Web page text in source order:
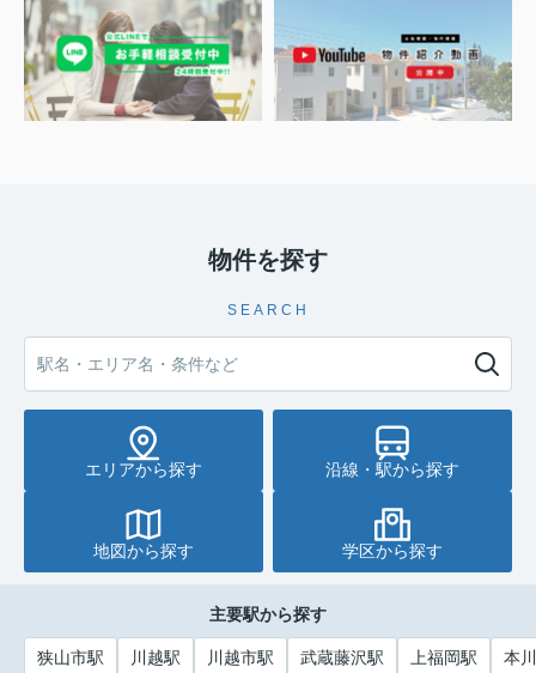
物件を探す
SEARCH
エリアから探す 沿線・駅から探す
地図から探す 学区から探す
主要駅から探す
狭山市駅 川越駅 川越市駅 武蔵藤沢駅 上福岡駅 本